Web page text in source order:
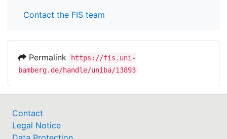
Contact the FIS team
Permalink
https://fis.uni-
bamberg.de/handle/uniba/13893
Contact
Legal Notice